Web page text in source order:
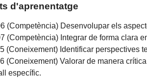
d'aprenentatge
(Competència) Desenvolupar els
(Competència) Integrar de forma clara
(Coneixement) Identificar perspectives
(Coneixement) Valorar de manera
específic.